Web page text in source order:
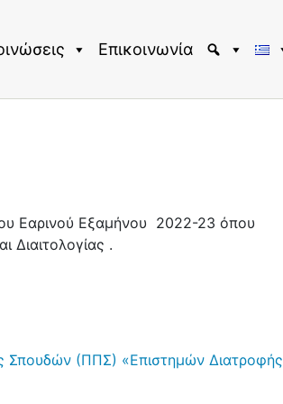
Επικοινωνία
Εαρινού Εξαμήνου 2022-23 όπου
Διαιτολογίας .
Σπουδών (ΠΠΣ) «Επιστημών Διατροφής